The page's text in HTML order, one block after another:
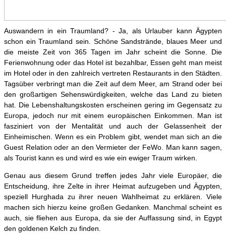
Auswandern in ein Traumland? - Ja, als Urlauber kann Ägypten
schon ein Traumland sein. Schöne Sandstrände, blaues Meer und
die meiste Zeit von 365 Tagen im Jahr scheint die Sonne. Die
Ferienwohnung oder das Hotel ist bezahlbar, Essen geht man meist
im Hotel oder in den zahlreich vertreten Restaurants in den Städten.
Tagsüber verbringt man die Zeit auf dem Meer, am Strand oder bei
den großartigen Sehenswürdigkeiten, welche das Land zu bieten
hat. Die Lebenshaltungskosten erscheinen gering im Gegensatz zu
Europa, jedoch nur mit einem europäischen Einkommen. Man ist
fasziniert von der Mentalität und auch der Gelassenheit der
Einheimischen. Wenn es ein Problem gibt, wendet man sich an die
Guest Relation oder an den Vermieter der FeWo. Man kann sagen,
als Tourist kann es und wird es wie ein ewiger Traum wirken.
Genau aus diesem Grund treffen jedes Jahr viele Europäer, die
Entscheidung, ihre Zelte in ihrer Heimat aufzugeben und Ägypten,
speziell Hurghada zu ihrer neuen Wahlheimat zu erklären. Viele
machen sich hierzu keine großen Gedanken. Manchmal scheint es
auch, sie fliehen aus Europa, da sie der Auffassung sind, in Egypt
den goldenen Kelch zu finden.